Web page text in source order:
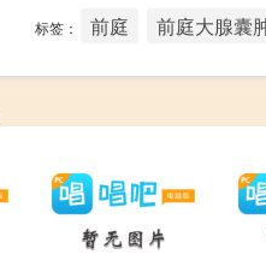
标签： 前庭 前庭大腺囊